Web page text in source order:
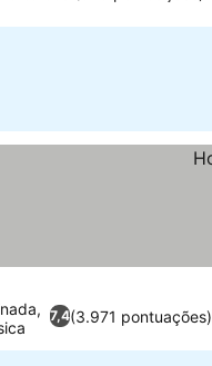
7,4(3.971 pontuações)